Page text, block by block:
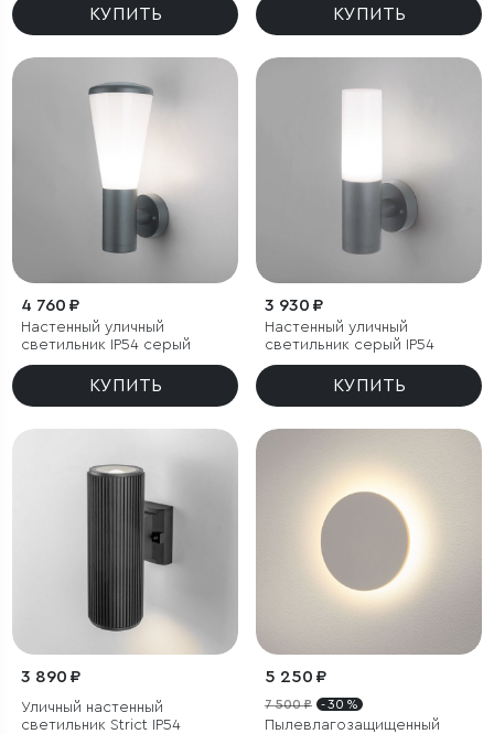
движенияКУПИТЬ КУПИТЬ
4 760 ₽
Настенный уличный
светильник IP54 серый
КУПИТЬ
3 930 ₽
Настенный уличный
светильник серый IP54
КУПИТЬ
3 890 ₽
Уличный настенный
светильник Strict IP54
5 250 ₽
7 500 ₽ - 30 %
Пылевлагозащищенный